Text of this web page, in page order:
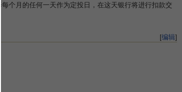
个月的任何一天作为定投日，在这天银行将进行扣款交
[编辑]